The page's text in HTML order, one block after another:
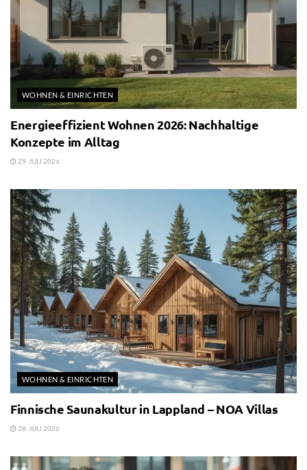
WOHNEN & EINRICHTEN
Energieeffizient Wohnen 2026: Nachhaltige
Konzepte im Alltag
29. JULI 2026
WOHNEN & EINRICHTEN
Finnische Saunakultur in Lappland – NOA Villas
28. JULI 2026